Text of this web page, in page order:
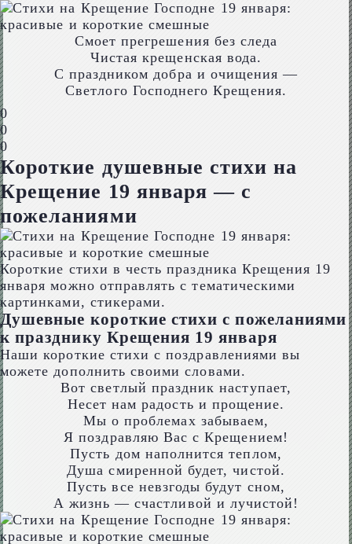
Смоет прегрешения без следа
Чистая крещенская вода.
С праздником добра и очищения —
Светлого Господнего Крещения.
0
0
0
Короткие душевные стихи на
Крещение 19 января — с
пожеланиями
Короткие стихи в честь праздника Крещения 19
января можно отправлять с тематическими
картинками, стикерами.
Душевные короткие стихи с пожеланиями
к празднику Крещения 19 января
Наши короткие стихи с поздравлениями вы
можете дополнить своими словами.
Вот светлый праздник наступает,
Несет нам радость и прощение.
Мы о проблемах забываем,
Я поздравляю Вас с Крещением!
Пусть дом наполнится теплом,
Душа смиренной будет, чистой.
Пусть все невзгоды будут сном,
А жизнь — счастливой и лучистой!